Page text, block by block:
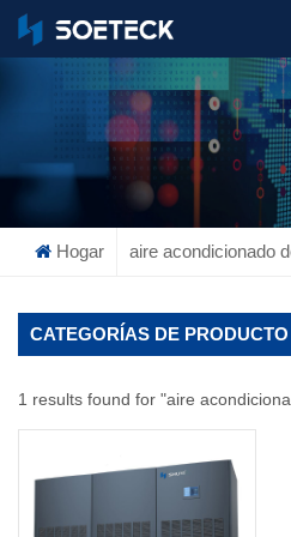
What Are You
Hogar aire acondicionado
CATEGORÍAS DE PRODUCTO
1 results found for "aire